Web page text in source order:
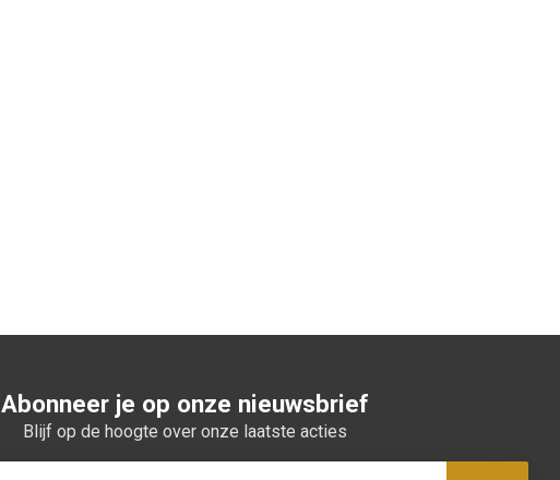
Abonneer je op onze nieuwsbrief
Blijf op de hoogte over onze laatste acties